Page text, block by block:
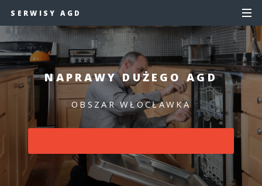
SERWISY AGD
NAPRAWY DUŻEGO AGD
OBSZAR WŁOCŁAWKA